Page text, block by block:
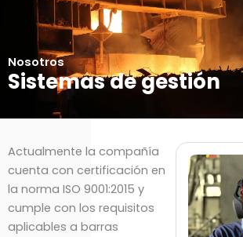
Nosotros
Sistemas de gestión
Actualmente la compañía
cuenta con certificación en
la norma ISO 9001:2015 y
cumple con los requisitos
aplicables a barras